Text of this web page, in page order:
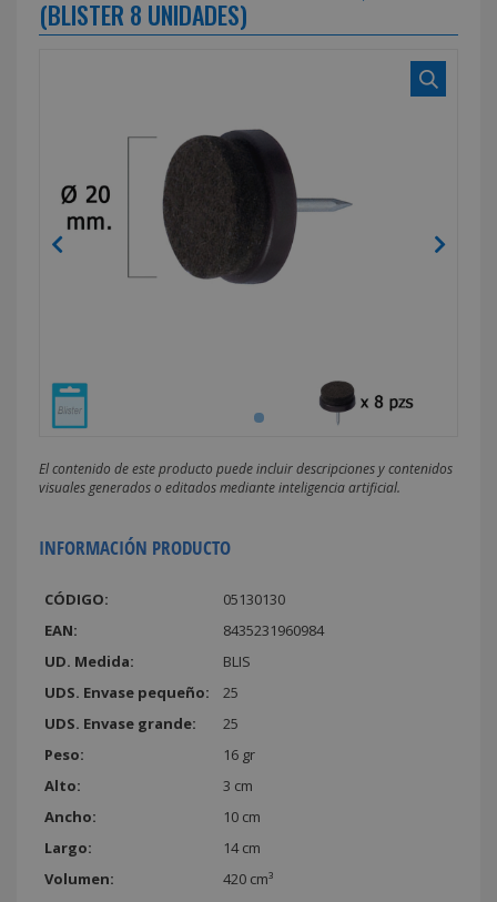
(BLISTER 8 UNIDADES)
El contenido de este producto puede incluir descripciones y contenidos
visuales generados o editados mediante inteligencia artificial.
INFORMACIÓN PRODUCTO
CÓDIGO:
05130130
EAN:
8435231960984
UD. Medida:
BLIS
UDS. Envase pequeño:
25
UDS. Envase grande:
25
Peso:
16 gr
Alto:
3 cm
Ancho:
10 cm
Largo:
14 cm
Volumen:
420 cm³